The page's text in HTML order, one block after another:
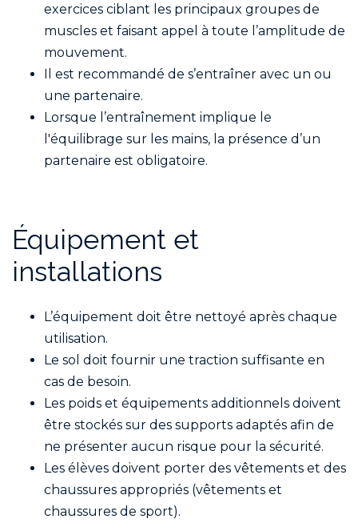
exercices ciblant les principaux groupes de
muscles et faisant appel à toute l’amplitude de
mouvement.
Il est recommandé de s’entraîner avec un ou
une partenaire.
Lorsque l’entraînement implique le
l'équilibrage sur les mains, la présence d’un
partenaire est obligatoire.
Équipement et
installations
L’équipement doit être nettoyé après chaque
utilisation.
Le sol doit fournir une traction suffisante en
cas de besoin.
Les poids et équipements additionnels doivent
être stockés sur des supports adaptés afin de
ne présenter aucun risque pour la sécurité.
Les élèves doivent porter des vêtements et des
chaussures appropriés (vêtements et
chaussures de sport).